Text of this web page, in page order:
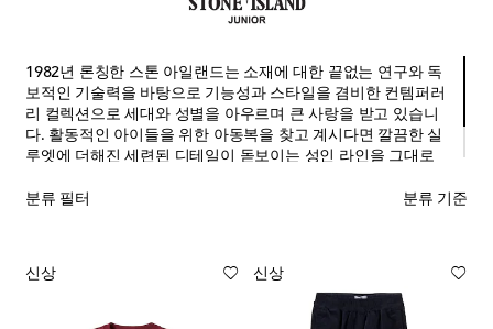
1982년 론칭한 스톤 아일랜드는 소재에 대한 끝없는 연구와 독
보적인 기술력을 바탕으로 기능성과 스타일을 겸비한 컨템퍼러
리 컬렉션으로 세대와 성별을 아우르며 큰 사랑을 받고 있습니
다. 활동적인 아이들을 위한 아동복을 찾고 계시다면 깔끔한 실
루엣에 더해진 세련된 디테일이 돋보이는 성인 라인을 그대로
와 윈드브레이커, 그리고 티셔츠에 주목하세요.
분류 필터 분류 기준
신상 신상